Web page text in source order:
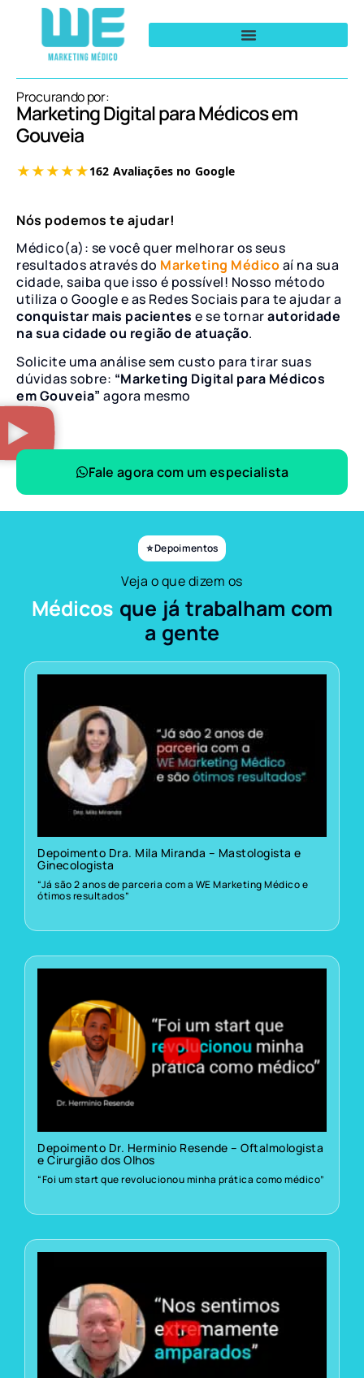
Procurando por:
Marketing Digital para Médicos em
Gouveia
Nós podemos te ajudar!
Médico(a): se você quer melhorar os seus
resultados através do Marketing Médicoaí na sua
cidade, saiba que isso é possível! Nosso método
utiliza o Google e as Redes Sociais para te ajudar a
conquistar mais pacientes e se tornarautoridade
na sua cidade ou região de atuação.
Solicite uma análise sem custo para tirar suas
dúvidas sobre: “Marketing Digital para Médicos
em Gouveia” agora mesmo
Fale agora com um especialista
⭐ Depoimentos
Veja o que dizem os
Médicos que já trabalham com
a gente
Depoimento Dra. Mila Miranda – Mastologista e
Ginecologista
“Já são 2 anos de parceria com a WE Marketing Médico e
ótimos resultados”
Depoimento Dr. Herminio Resende – Oftalmologista
e Cirurgião dos Olhos
“Foi um start que revolucionou minha prática como médico”